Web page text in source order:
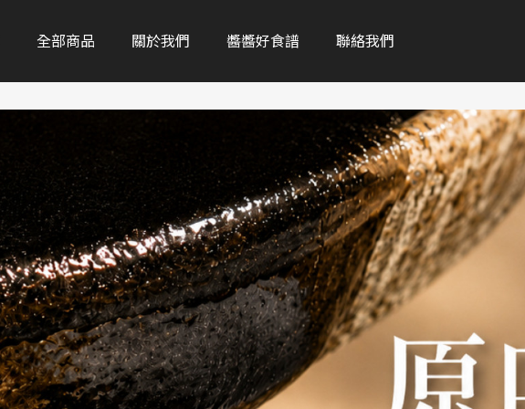
全部商品 關於我們 醬醬好食譜 聯絡我們